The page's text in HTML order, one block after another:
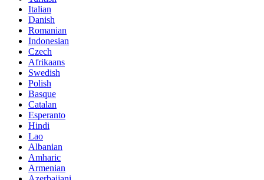
Italian
Danish
Romanian
Indonesian
Czech
Afrikaans
Swedish
Polish
Basque
Catalan
Esperanto
Hindi
Lao
Albanian
Amharic
Armenian